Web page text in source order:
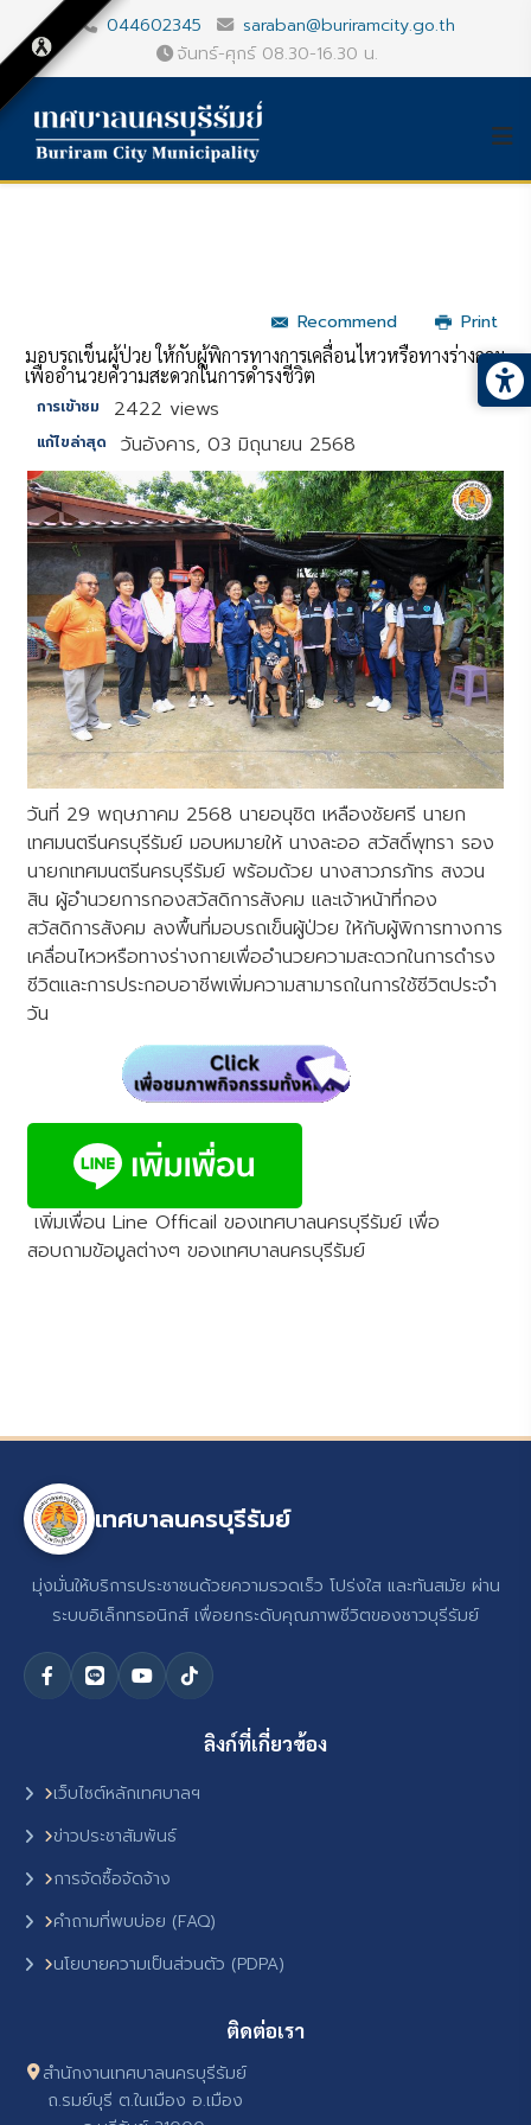
044602345
saraban@buriramcity.go.th
จันทร์-ศุกร์ 08.30-16.30 น.
Recommend
Print
มอบรถเข็นผู้ป่วย ให้กับผู้พิการทางการเคลื่อนไหวหรือทางร่างกาย
เพื่ออำนวยความสะดวกในการดำรงชีวิต
การเข้าชม 2422 views
แก้ไขล่าสุด วันอังคาร, 03 มิถุนายน 2568
วันที่ 29 พฤษภาคม 2568 นายอนุชิต เหลืองชัยศรี นายก
เทศมนตรีนครบุรีรัมย์ มอบหมายให้ นางละออ สวัสดิ์พุทรา รอง
นายกเทศมนตรีนครบุรีรัมย์ พร้อมด้วย นางสาวภรภัทร สงวน
สิน ผู้อำนวยการกองสวัสดิการสังคม และเจ้าหน้าที่กอง
สวัสดิการสังคม ลงพื้นที่มอบรถเข็นผู้ป่วย ให้กับผู้พิการทางการ
เคลื่อนไหวหรือทางร่างกายเพื่ออำนวยความสะดวกในการดำรง
ชีวิตและการประกอบอาชีพเพิ่มความสามารถในการใช้ชีวิตประจำ
วัน
เพิ่มเพื่อน Line Officail ของเทศบาลนครบุรีรัมย์ เพื่อ
สอบถามข้อมูลต่างๆ ของเทศบาลนครบุรีรัมย์
เทศบาลนครบุรีรัมย์
มุ่งมั่นให้บริการประชาชนด้วยความรวดเร็ว โปร่งใส และทันสมัย ผ่าน
ระบบอิเล็กทรอนิกส์ เพื่อยกระดับคุณภาพชีวิตของชาวบุรีรัมย์
ลิงก์ที่เกี่ยวข้อง
เว็บไซต์หลักเทศบาลฯ
ข่าวประชาสัมพันธ์
การจัดซื้อจัดจ้าง
คำถามที่พบบ่อย (FAQ)
นโยบายความเป็นส่วนตัว (PDPA)
ติดต่อเรา
สำนักงานเทศบาลนครบุรีรัมย์
ถ.รมย์บุรี ต.ในเมือง อ.เมือง